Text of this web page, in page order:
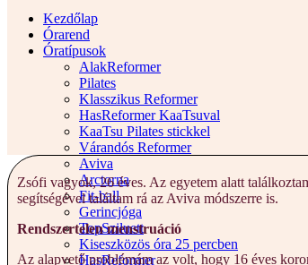
Kezdőlap
Órarend
Óratípusok
AlakReformer
Pilates
Klasszikus Reformer
HasReformer KaaTsuval
KaaTsu Pilates stickkel
Várandós Reformer
Aviva
Arctorna
Fit-ball
Gerincjóga
TopSziluett
Kiseszközös óra 25 percben
HasReformer
Zsófi vagyok, 26 éves. Az egyetem alatt
segítségével találtam rá az Aviva módszerre is.
Rendszertelen menstruáció
Az alapvető problémám az volt, hogy 16 éves